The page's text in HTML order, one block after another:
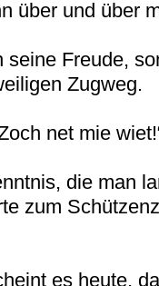
über und über
Freude,
Zugweg.
net mie
die man
zum
es heute,